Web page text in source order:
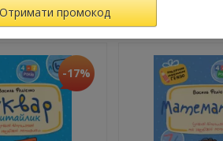
ТАКОЖ КУПУЮТЬ
-17%